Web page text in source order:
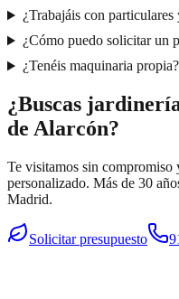
¿Trabajáis con particulares
¿Cómo puedo solicitar un
¿Tenéis maquinaria propia?
¿Buscas
de Alarcón?
Te visitamos sin compromiso
personalizado. Más de 30
Madrid.
Solicitar presupuesto